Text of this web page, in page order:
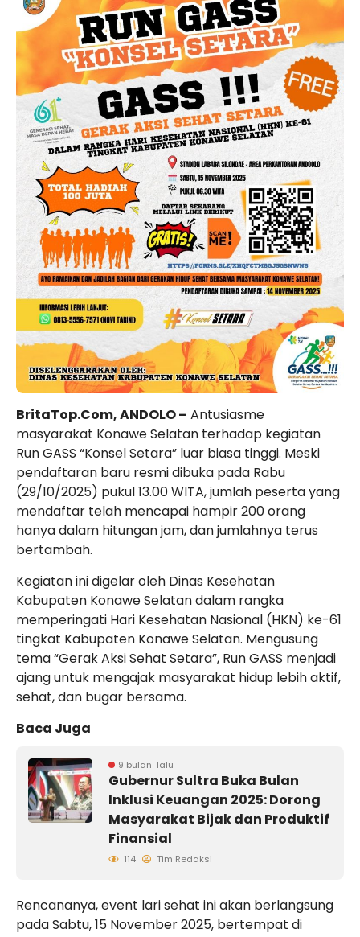
BritaTop.Com, ANDOLO – Antusiasme
masyarakat Konawe Selatan terhadap kegiatan
Run GASS “Konsel Setara” luar biasa tinggi. Meski
pendaftaran baru resmi dibuka pada Rabu
(29/10/2025) pukul 13.00 WITA, jumlah peserta yang
mendaftar telah mencapai hampir 200 orang
hanya dalam hitungan jam, dan jumlahnya terus
bertambah.
Kegiatan ini digelar oleh Dinas Kesehatan
Kabupaten Konawe Selatan dalam rangka
memperingati Hari Kesehatan Nasional (HKN) ke-61
tingkat Kabupaten Konawe Selatan. Mengusung
tema “Gerak Aksi Sehat Setara”, Run GASS menjadi
ajang untuk mengajak masyarakat hidup lebih aktif,
sehat, dan bugar bersama.
Baca Juga
9 bulan lalu
Gubernur Sultra Buka Bulan
Inklusi Keuangan 2025: Dorong
Masyarakat Bijak dan Produktif
Finansial
114 Tim Redaksi
Rencananya, event lari sehat ini akan berlangsung
pada Sabtu, 15 November 2025, bertempat di